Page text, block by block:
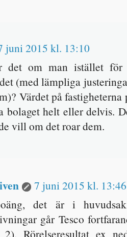
juni 2015 kl. 13:10
det om man istället för
(med lämpliga
Värdet på
bolaget helt eller delvis.
vill om det roar dem.
7 juni 2015 kl. 13:46
det är i huvudsak
går Tesco
2). Rörelseresultat ex